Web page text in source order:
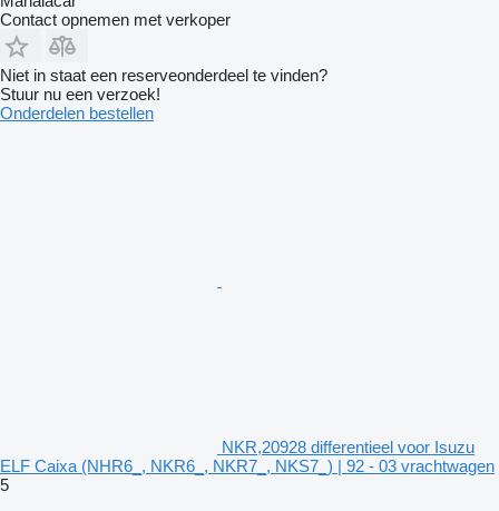
Contact opnemen met verkoper
Niet in staat een reserveonderdeel te vinden?
Stuur nu een verzoek!
Onderdelen bestellen
NKR,20928 differentieel voor Isuzu
ELF Caixa (NHR6_, NKR6_, NKR7_, NKS7_) | 92 - 03 vrachtwagen
5